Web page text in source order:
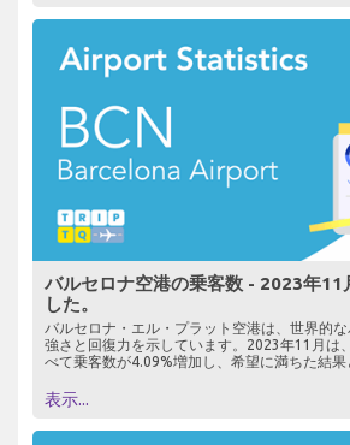
バルセロナ空港の乗客数 - 2023年11
した。
バルセロナ・エル・プラット空港は、世界的
強さと回復力を示しています。2023年11月は
べて乗客数が4.09%増加し、希望に満ちた結果
表示...